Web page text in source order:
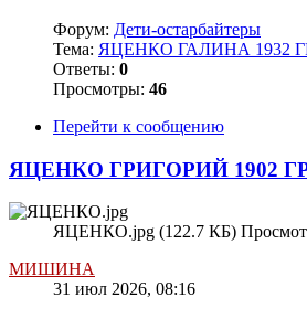
Форум: Дети-остарбайтеры
Тема: ЯЦЕНКО ГАЛИНА 1932
Ответы: 0
Просмотры: 46
Перейти к сообщению
ЯЦЕНКО ГРИГОРИЙ 1902
ЯЦЕНКО.jpg (122.7 КБ)
МИШИНА
31 июл 2026, 08:16